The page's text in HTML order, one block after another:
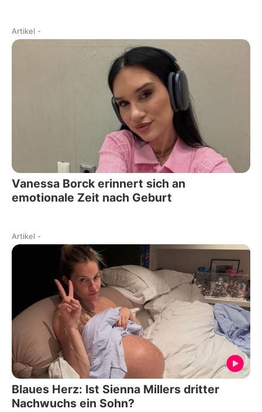
Artikel -
Vanessa Borck erinnert sich an
emotionale Zeit nach Geburt
Artikel -
Blaues Herz: Ist Sienna Millers dritter
Nachwuchs ein Sohn?